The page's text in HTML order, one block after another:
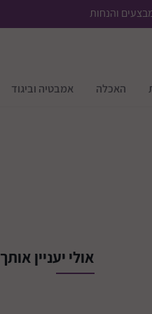
והנחות
האכלה אמבטיה וביגוד
אולי יעניין אותך